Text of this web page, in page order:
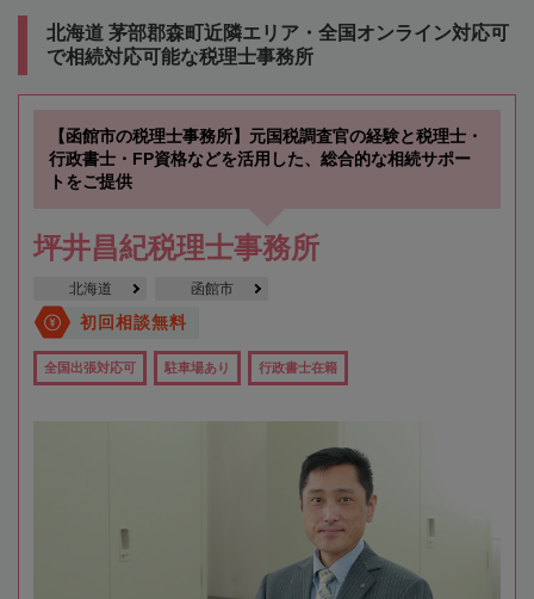
北海道 茅部郡森町近隣エリア・全国オンライン対応可
で相続対応可能な税理士事務所
【函館市の税理士事務所】元国税調査官の経験と税理士・
行政書士・FP資格などを活用した、総合的な相続サポー
トをご提供
坪井昌紀税理士事務所
北海道 函館市
初回相談無料
全国出張対応可 駐車場あり 行政書士在籍